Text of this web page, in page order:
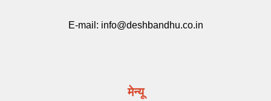
E-mail: info@deshbandhu.co.in
मेन्यू